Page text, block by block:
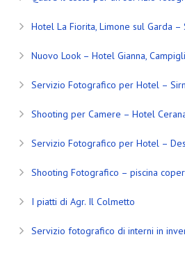
Hotel La Fiorita, Limone sul Garda
Nuovo Look – Hotel Gianna,
Servizio Fotografico per Hotel –
Shooting per Camere – Hotel
Servizio Fotografico per Hotel –
Shooting Fotografico – piscina
I piatti di Agr. Il Colmetto
Servizio fotografico di interni in